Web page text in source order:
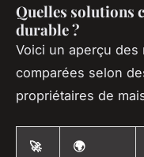
Quelles solutions
durable ?
Voici un aperçu
comparées selon
propriétaires de
🚀
🌍